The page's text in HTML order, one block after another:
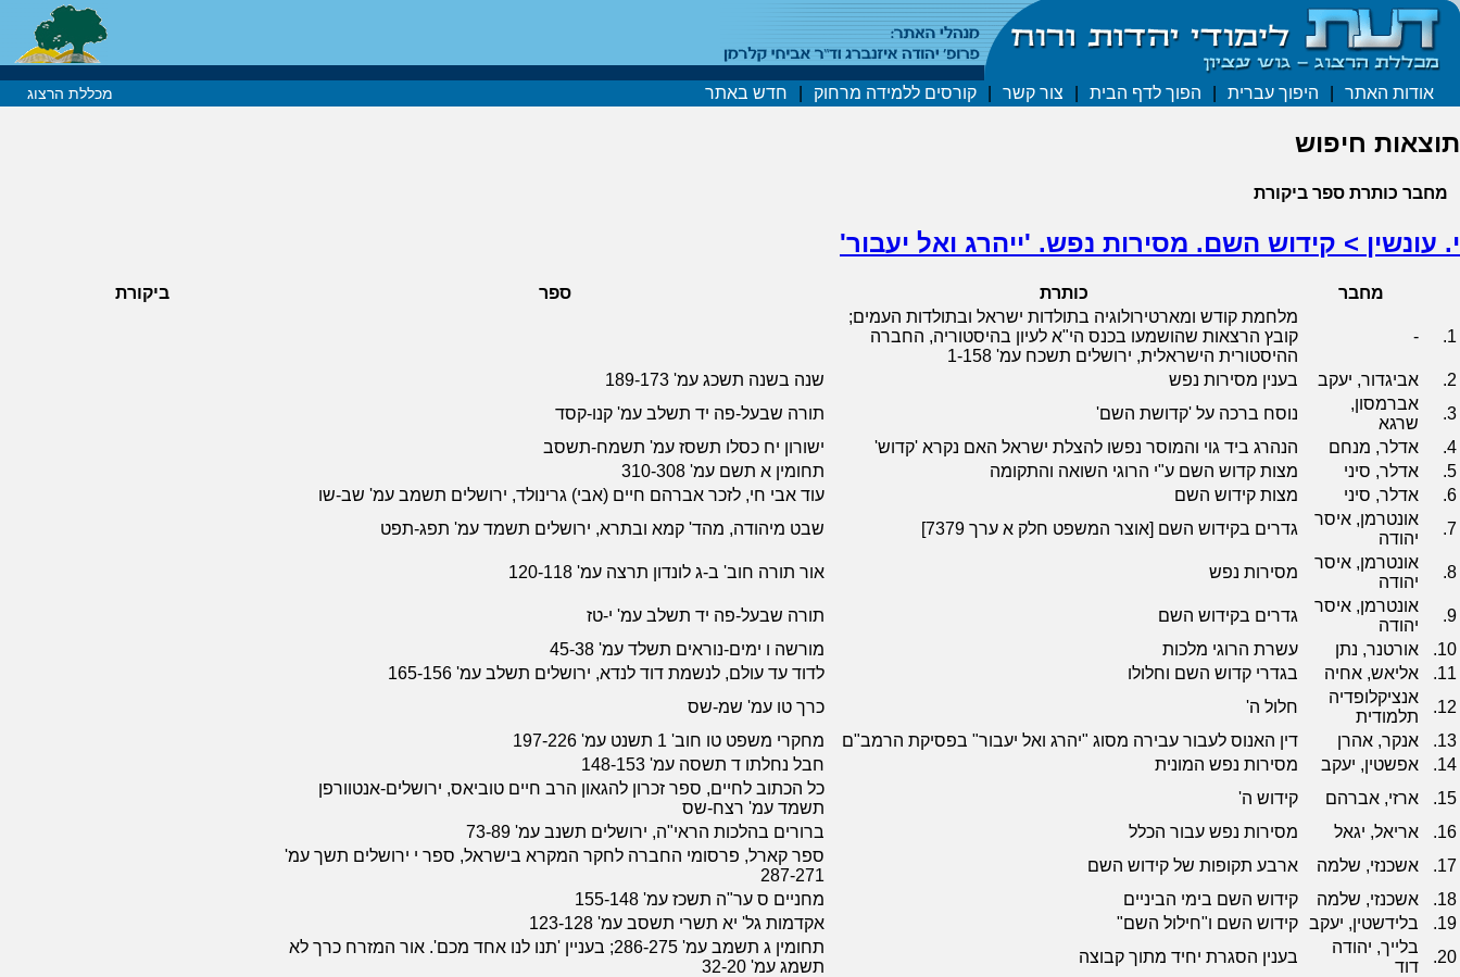
אודות האתר היפוך עברית הפוך לדף הבית צור קשר קורסים ללמידה מרחוק חדש באתר מכללת הרצוג
תוצאות חיפוש
מחבר כותרת ספר ביקורת
י. עונשין > קידוש השם. מסירות נפש. 'ייהרג ואל יעבור'
מחבר כותרת ספר ביקורת
1.
-
מלחמת קודש ומארטירולוגיה בתולדות ישראל ובתולדות העמים;
קובץ הרצאות שהושמעו בכנס הי"א לעיון בהיסטוריה, החברה
ההיסטורית הישראלית, ירושלים תשכח עמ' 1-158
2.
אביגדור, יעקב בענין מסירות נפש
שנה בשנה תשכג עמ' 189-173
3.
אברמסון,
שרגא
נוסח ברכה על 'קדושת השם'
תורה שבעל-פה יד תשלב עמ' קנו-קסד
4.
אדלר, מנחם הנהרג ביד גוי והמוסר נפשו להצלת ישראל האם נקרא 'קדוש'
ישורון יח כסלו תשסז עמ' תשמח-תשסב
5.
אדלר, סיני מצות קדוש השם ע"י הרוגי השואה והתקומה
תחומין א תשם עמ' 310-308
6.
אדלר, סיני מצות קידוש השם
עוד אבי חי, לזכר אברהם חיים (אבי) גרינולד, ירושלים תשמב עמ' שב-שו
7.
אונטרמן, איסר
יהודה
גדרים בקידוש השם [אוצר המשפט חלק א ערך 7379] שבט מיהודה, מהד' קמא ובתרא, ירושלים תשמד עמ' תפג-תפט
8.
אונטרמן, איסר
יהודה
מסירות נפש אור תורה חוב' ב-ג לונדון תרצה עמ' 120-118
9.
אונטרמן, איסר
יהודה
גדרים בקידוש השם
תורה שבעל-פה יד תשלב עמ' י-טז
10.
אורטנר, נתן עשרת הרוגי מלכות
מורשה ו ימים-נוראים תשלד עמ' 45-38
11.
אליאש, אחיה בגדרי קדוש השם וחלולו
לדוד עד עולם, לנשמת דוד לנדא, ירושלים תשלב עמ' 165-156
12.
אנציקלופדיה
תלמודית
חלול ה'
כרך טו עמ' שמ-שס
13.
אנקר, אהרן דין האנוס לעבור עבירה מסוג "יהרג ואל יעבור" בפסיקת הרמב"ם
מחקרי משפט טו חוב' 1 תשנט עמ' 197-226
14.
אפשטין, יעקב מסירות נפש המונית
חבל נחלתו ד תשסה עמ' 148-153
15.
ארזי, אברהם קידוש ה'
כל הכתוב לחיים, ספר זכרון להגאון הרב חיים טוביאס, ירושלים-אנטוורפן
תשמד עמ' רצח-שס
16.
אריאל, יגאל מסירות נפש עבור הכלל
ברורים בהלכות הראי"ה, ירושלים תשנב עמ' 73-89
17.
אשכנזי, שלמה ארבע תקופות של קידוש השם
ספר קארל, פרסומי החברה לחקר המקרא בישראל, ספר י ירושלים תשך עמ'
287-271
18.
אשכנזי, שלמה קידוש השם בימי הביניים
מחניים ס ער"ה תשכז עמ' 155-148
19.
בלידשטין, יעקב קידוש השם ו"חילול השם"
אקדמות גל' יא תשרי תשסב עמ' 123-128
20.
בלייך, יהודה
דוד
בענין הסגרת יחיד מתוך קבוצה
תחומין ג תשמב עמ' 286-275; בעניין 'תנו לנו אחד מכם'. אור המזרח כרך לא
תשמג עמ' 32-20